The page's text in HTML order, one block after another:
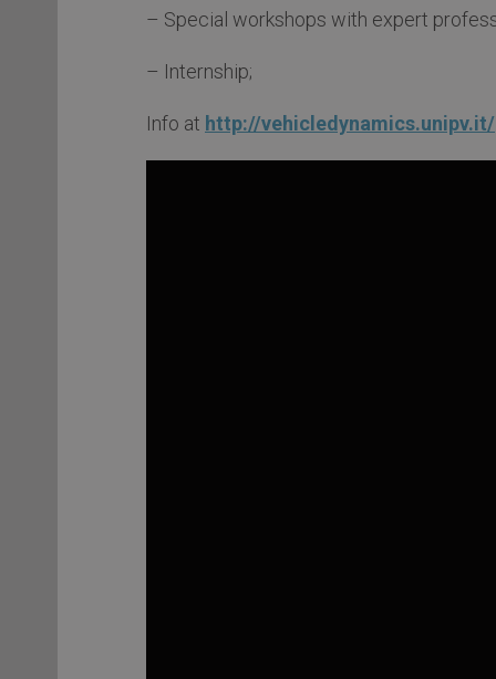
– Special workshops with expert
– Internship;
Info at http://vehicledynamics.unipv.it/